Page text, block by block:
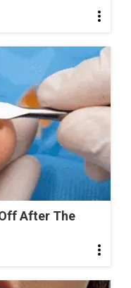
After The